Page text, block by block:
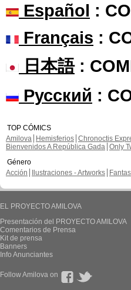
Español :
Français :
日本語:
Русский :
TOP CÓMICS
Amilova
Hemisferios Chronoctis
Bienvenidos A República Gada Only
Género
Acción
Ilustraciones - Artworks
EL PROYECTO AMILOVA
Presentación del PROYECTO AMILOVA
Comentarios de Prensa
Kit de prensa
Banners
Info Anunciantes
Follow Amilova on